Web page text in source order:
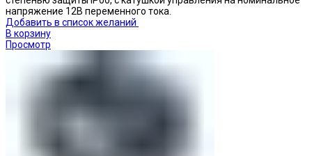
напряжение 12В переменного тока.
Добавить в список желаний
В корзину
Просмотр